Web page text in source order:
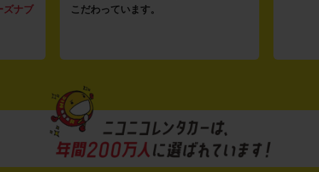
ズナブ
こだわっています。